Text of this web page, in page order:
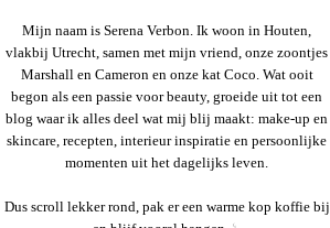
Mijn naam is Serena Verbon. Ik woon in Houten,
vlakbij Utrecht, samen met mijn vriend, onze zoontjes
Marshall en Cameron en onze kat Coco. Wat ooit
begon als een passie voor beauty, groeide uit tot een
blog waar ik alles deel wat mij blij maakt: make-up en
skincare, recepten, interieur inspiratie en persoonlijke
momenten uit het dagelijks leven.
Dus scroll lekker rond, pak er een warme kop koffie bij